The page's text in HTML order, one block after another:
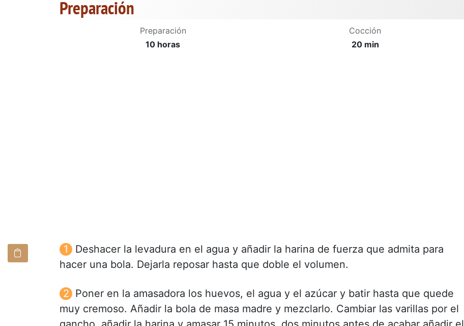
Preparación
Preparación
10 horas
Cocción
20 min
Deshacer la levadura en el agua y añadir la harina de fuerza que admita para
hacer una bola. Dejarla reposar hasta que doble el volumen.
Poner en la amasadora los huevos, el agua y el azúcar y batir hasta que quede
muy cremoso. Añadir la bola de masa madre y mezclarlo. Cambiar las varillas por el